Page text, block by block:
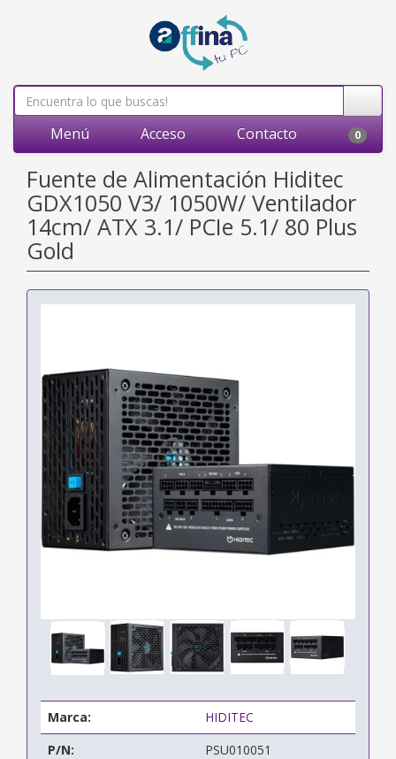
Menú Acceso Contacto 0
Fuente de Alimentación Hiditec
GDX1050 V3/ 1050W/ Ventilador
14cm/ ATX 3.1/ PCIe 5.1/ 80 Plus
Gold
Marca:
HIDITEC
P/N:
PSU010051